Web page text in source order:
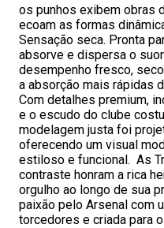
os punhos exibem obras
ecoam as formas
Sensação seca. Pronta
absorve e dispersa o
desempenho fresco,
a absorção mais rápidas
Com detalhes premium,
e o escudo do clube
modelagem justa foi
oferecendo um visual
estiloso e funcional. As
contraste honram a rica
orgulho ao longo de sua
paixão pelo Arsenal com
torcedores e criada para